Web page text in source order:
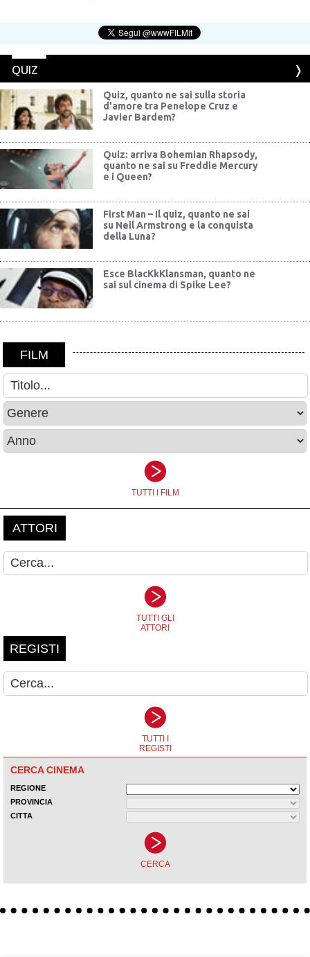
QUIZ
Quiz, quanto ne sai sulla storia
d'amore tra Penelope Cruz e
Javier Bardem?
Quiz: arriva Bohemian Rhapsody,
quanto ne sai su Freddie Mercury
e i Queen?
First Man – Il quiz, quanto ne sai
su Neil Armstrong e la conquista
della Luna?
Esce BlacKkKlansman, quanto ne
sai sul cinema di Spike Lee?